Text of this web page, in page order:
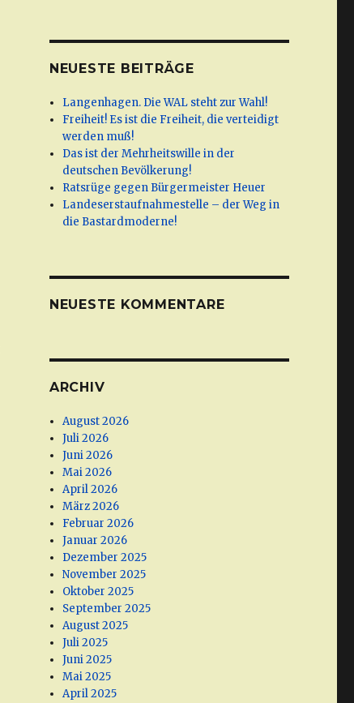
NEUESTE BEITRÄGE
Langenhagen. Die WAL steht zur Wahl!
Freiheit! Es ist die Freiheit, die verteidigt
werden muß!
Das ist der Mehrheitswille in der
deutschen Bevölkerung!
Ratsrüge gegen Bürgermeister Heuer
Landeserstaufnahmestelle – der Weg in
die Bastardmoderne!
NEUESTE KOMMENTARE
ARCHIV
August 2026
Juli 2026
Juni 2026
Mai 2026
April 2026
März 2026
Februar 2026
Januar 2026
Dezember 2025
November 2025
Oktober 2025
September 2025
August 2025
Juli 2025
Juni 2025
Mai 2025
April 2025